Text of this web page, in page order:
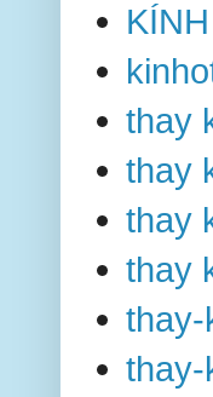
thay
thay
thay
thay
thay-
thay-